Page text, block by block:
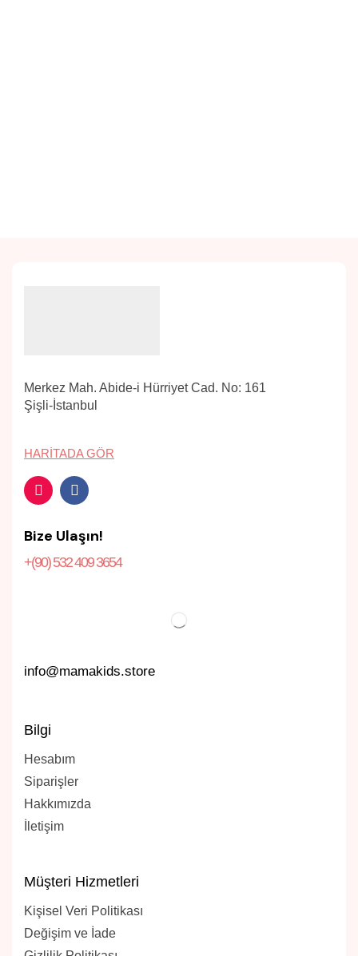
Merkez Mah. Abide-i Hürriyet Cad. No: 161
Şişli-İstanbul
HARITADA GÖR
Bize Ulaşın!
+(90) 532 409 3654
info@mamakids.store
Bilgi
Hesabım
Siparişler
Hakkımızda
İletişim
Müşteri Hizmetleri
Kişisel Veri Politikası
Değişim ve İade